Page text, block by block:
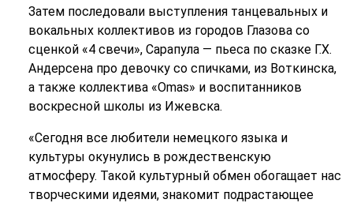
Затем последовали выступления танцевальных и
вокальных коллективов из городов Глазова со
сценкой «4 свечи», Сарапула — пьеса по сказке Г.Х.
Андерсена про девочку со спичками, из Воткинска,
а также коллектива «Omas» и воспитанников
воскресной школы из Ижевска.
«Сегодня все любители немецкого языка и
культуры окунулись в рождественскую
атмосферу. Такой культурный обмен обогащает нас
творческими идеями, знакомит подрастающее